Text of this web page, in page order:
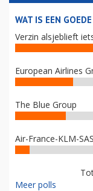
WAT IS EEN
Verzin alsjeblieft
European Airlines
The Blue Group
Air-France-KLM-
Meer polls